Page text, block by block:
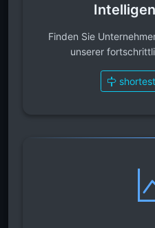
Finden Sie
unserer